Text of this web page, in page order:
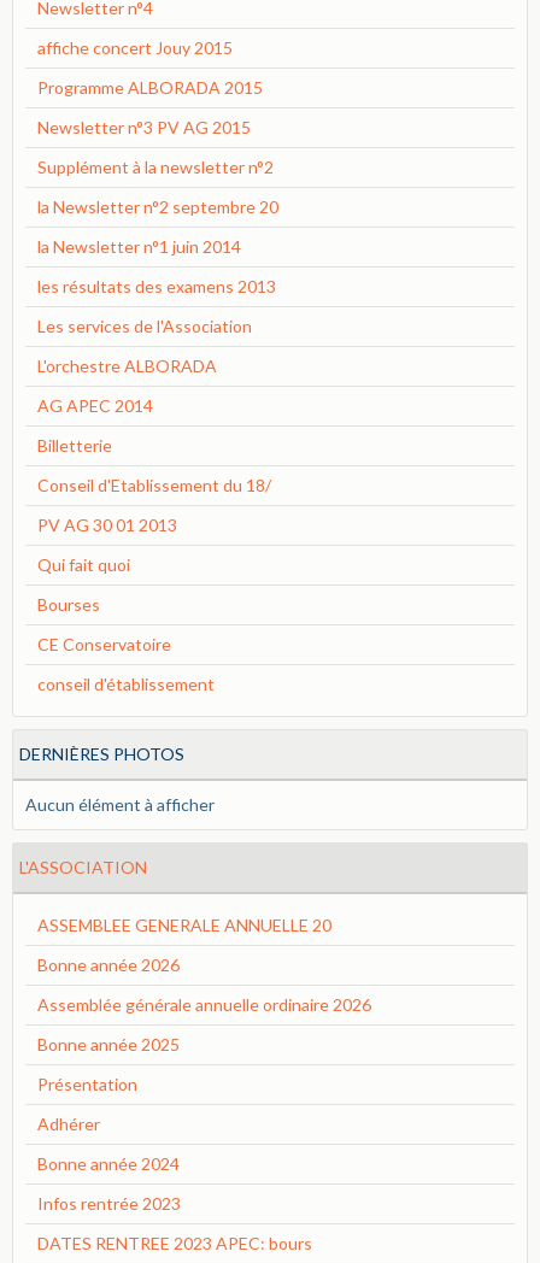
Newsletter n°4
affiche concert Jouy 2015
Programme ALBORADA 2015
Newsletter n°3 PV AG 2015
Supplément à la newsletter n°2
la Newsletter n°2 septembre 20
la Newsletter n°1 juin 2014
les résultats des examens 2013
Les services de l'Association
L'orchestre ALBORADA
AG APEC 2014
Billetterie
Conseil d'Etablissement du 18/
PV AG 30 01 2013
Qui fait quoi
Bourses
CE Conservatoire
conseil d'établissement
DERNIÈRES PHOTOS
Aucun élément à afficher
L'ASSOCIATION
ASSEMBLEE GENERALE ANNUELLE 20
Bonne année 2026
Assemblée générale annuelle ordinaire 2026
Bonne année 2025
Présentation
Adhérer
Bonne année 2024
Infos rentrée 2023
DATES RENTREE 2023 APEC: bours